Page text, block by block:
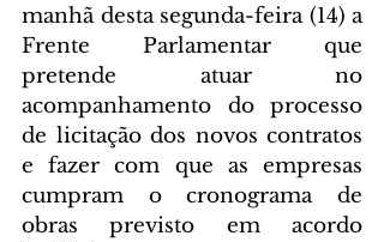
manhã desta segunda-feira (14) a
Frente Parlamentar que
pretende atuar no
acompanhamento do processo
de licitação dos novos contratos
e fazer com que as empresas
cumpram o cronograma de
obras previsto em acordo